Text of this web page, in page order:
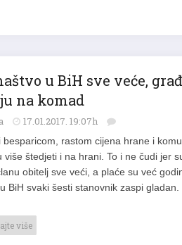
u BiH sve veće,
na komad
17.01.2017. 19:07h
besparicom, rastom cijena hrane i
više štedjeti i na hrani. To i ne čudi jer
obitelj sve veći, a plaće su već
BiH svaki šesti stanovnik zaspi
više